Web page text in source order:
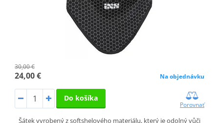
30,00 €
24,00 € Na objednávku
Do košíka
Porovnať
Šátek vyrobený z softshelového materiálu, který je odolný vůči